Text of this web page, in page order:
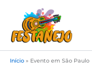
conteúdo
Início » Evento em São Paulo